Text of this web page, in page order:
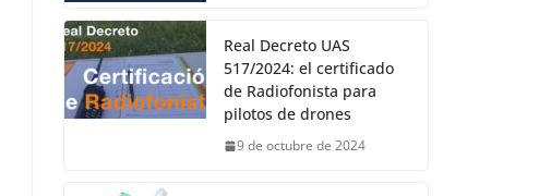
Real Decreto UAS
517/2024: el certificado
de Radiofonista para
pilotos de drones
9 de octubre de 2024